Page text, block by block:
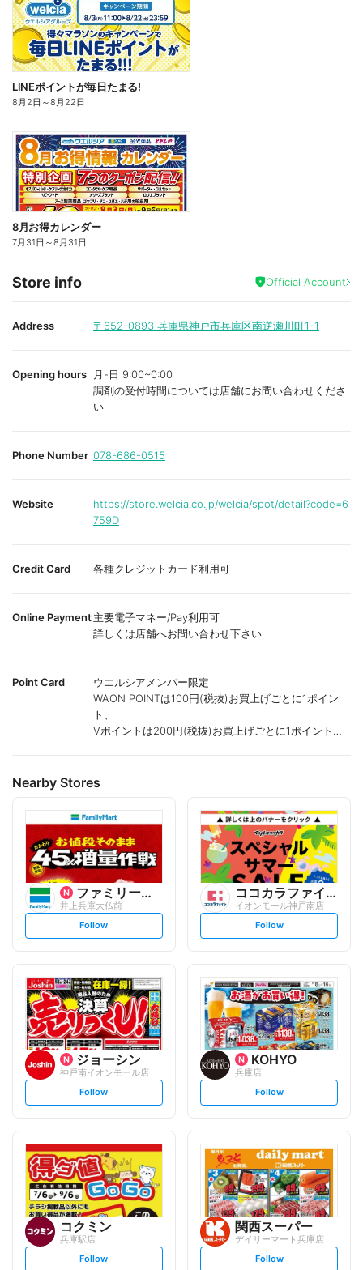
LINEポイントが毎日たまる!
8月2日 ～8月22日
8月お得カレンダー
7月31日 ～8月31日
Store info Official Account
Address 〒652-0893 兵庫県神戸市兵庫区南逆瀬川町1-1
Opening hours
月-日 9:00~0:00
調剤の受付時間については店舗にお問い合わせくださ
い
Phone Number 078-686-0515
Website
https://store.welcia.co.jp/welcia/spot/detail?code=6
759D
Credit Card 各種クレジットカード利用可
Online Payment主要電子マネー/Pay利用可
詳しくは店舗へお問い合わせ下さい
Point Card
ウエルシアメンバー限定
WAON POINTは100円(税抜)お買上げごとに1ポイン
ト、
Vポイントは200円(税抜)お買上げごとに1ポイント進
Nearby Stores
ファミリーマート
井上兵庫大仏前
s
t
l
o
w
Follow
ココカラファイン
イオンモール神戸南店
s
t
o
w
Follow
ジョーシン
神戸南イオンモール店
s
t
l
o
w
Follow
KOHYO
兵庫店
s
t
o
w
Follow
コクミン
兵庫駅店
s
Follow
関西スーパー
デイリーマート兵庫店
s
Follow